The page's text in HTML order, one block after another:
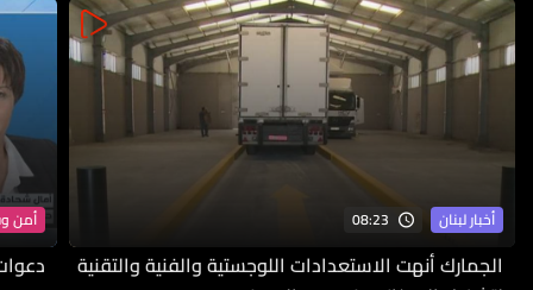
أخبار لبنان 08:23
الجمارك أنهت الاستعدادات اللوجستية والفنية والتقنية
أمن